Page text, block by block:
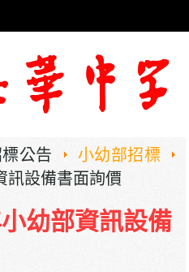
公告
小幼部招標
訊設備書面詢價
幼部資訊設備